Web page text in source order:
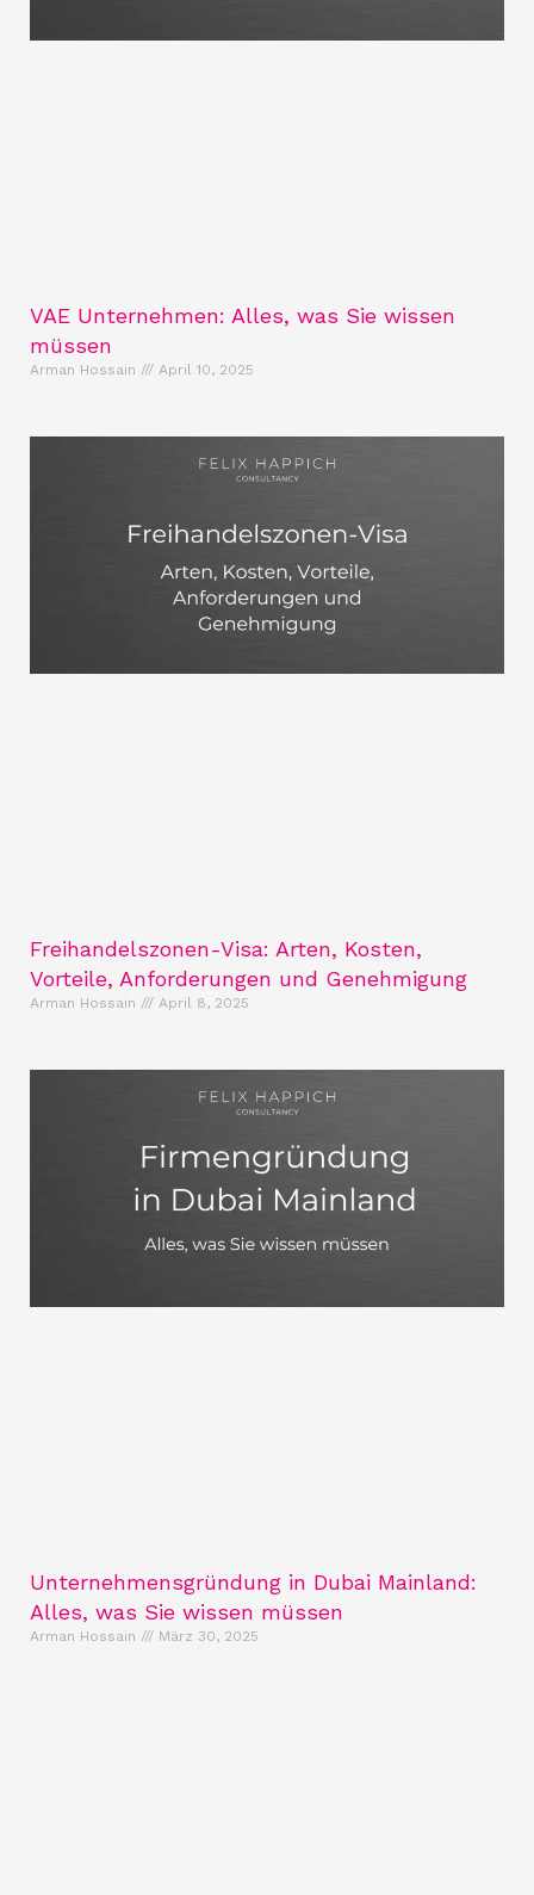
VAE Unternehmen: Alles, was Sie wissen
müssen
Arman Hossain April 10, 2025
Freihandelszonen-Visa: Arten, Kosten,
Vorteile, Anforderungen und Genehmigung
Arman Hossain April 8, 2025
Unternehmensgründung in Dubai Mainland:
Alles, was Sie wissen müssen
Arman Hossain März 30, 2025